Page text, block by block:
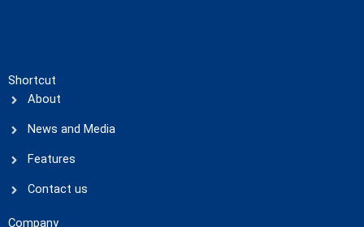
Shortcut
About
News and Media
Features
Contact us